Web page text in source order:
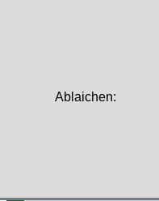
Ablaichen: